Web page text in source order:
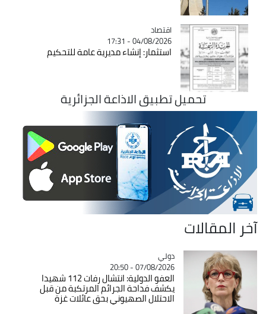
Catégorie
اقتصاد
04/08/2026 - 17:31
استثمار: إنشاء مديرية عامة للتحكيم
تحميل تطبيق الاذاعة الجزائرية
آخر المقالات
Catégorie
دولي
07/08/2026 - 20:50
العفو الدولية: انتشال رفات 112 شهيدا
يكشف فداحة الجرائم المرتكبة من قبل
الاحتلال الصهيوني بحق عائلات غزة